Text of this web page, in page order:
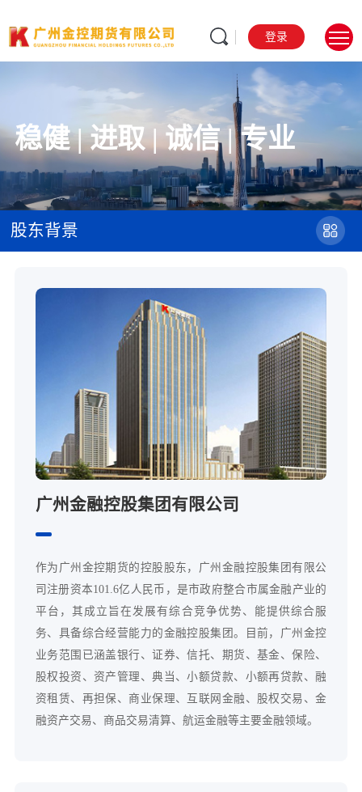
登录
稳健 | 进取 | 诚信 | 专业
股东背景
广州金融控股集团有限公司
作为广州金控期货的控股股东，广州金融控股集团有限公
司注册资本101.6亿人民币，是市政府整合市属金融产业的
平台，其成立旨在发展有综合竞争优势、能提供综合服
务、具备综合经营能力的金融控股集团。目前，广州金控
业务范围已涵盖银行、证券、信托、期货、基金、保险、
股权投资、资产管理、典当、小额贷款、小额再贷款、融
资租赁、再担保、商业保理、互联网金融、股权交易、金
融资产交易、商品交易清算、航运金融等主要金融领域。